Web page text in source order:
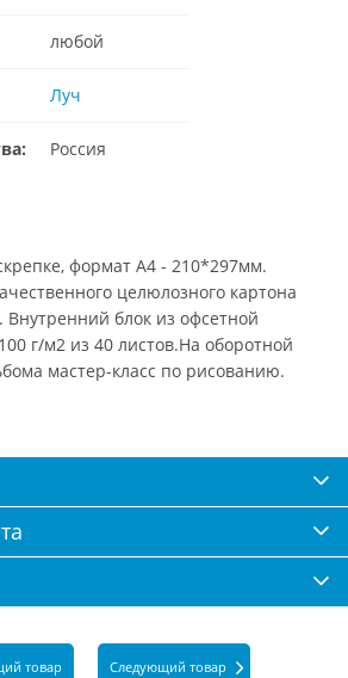
любой
Луч
Россия
формат А4 - 210*297мм.
целюлозного картона
Внутренний блок из офсетной
г/м2 из 40 листов.На оборотной
мастер-класс по рисованию.
товар Следующий товар